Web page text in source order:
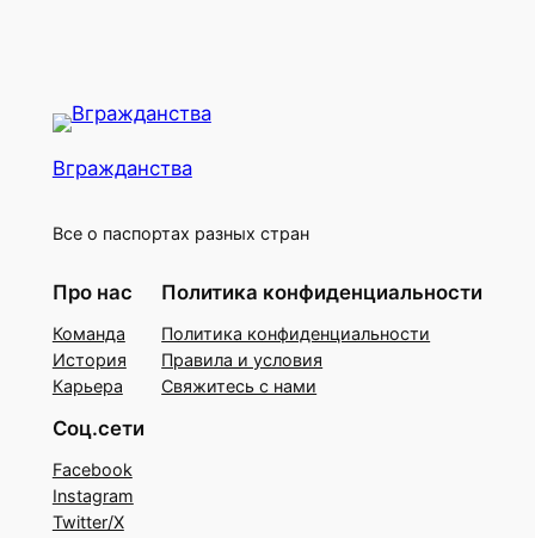
Вгражданства
Все о паспортах разных стран
Про нас
Команда
История
Карьера
Политика конфиденциальности
Политика конфиденциальности
Правила и условия
Свяжитесь с нами
Соц.сети
Facebook
Instagram
Twitter/X